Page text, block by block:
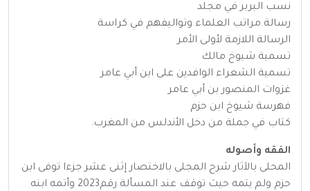
نسب البربر في مجلد
رسالة مراتب العلماء وتواليفهم في كراسة
الرسالة اللازمة لأولى الأمر
تسمية شيوخ مالك
تسمية الشعراء الوافدين على ابن أبي عامر
غزوات المنصور بن أبي عامر
فهرسة شيوخ ابن حزم
كتاب في جملة من دخل الأندلس من المغرب.
الفقه وأصوله
المحلى بالآثار شرح المجلى بالاختصار إثنى عشر جزءا توفى ابن
حزم ولم يتمه حيث توقف عند المسألة رقم2023 وأتمه ابنه